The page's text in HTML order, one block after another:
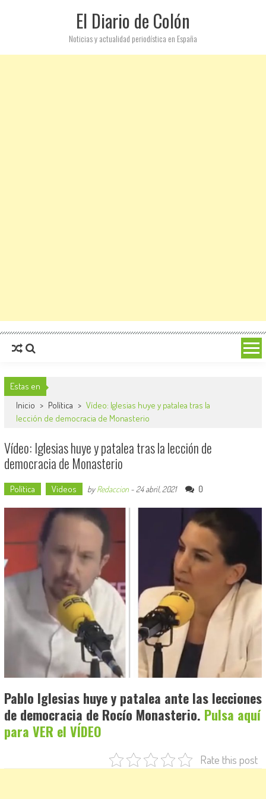
El Diario de Colón
Noticias y actualidad periodística en España
Estas en
Inicio > Política > Vídeo: Iglesias huye y patalea tras la
lección de democracia de Monasterio
Vídeo: Iglesias huye y patalea tras la lección de
democracia de Monasterio
Política Videos byRedaccion- 24 abril, 2021 0
Pablo Iglesias huye y patalea ante las lecciones
de democracia de Rocío Monasterio. Pulsa aquí
para VER el VÍDEO
Rate this post